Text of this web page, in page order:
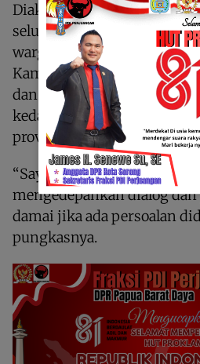
Diakhir penyampaiannya,
seluruh masyarakat Papua
warga Suku Biak untuk
Kamtibmas yang kondusif.
dan menghargai sesama
kedamaian dan
provinsi ini.
“Saya juga berharap agar
mengedepankan dialog dan
damai jika ada persoalan
pungkasnya.